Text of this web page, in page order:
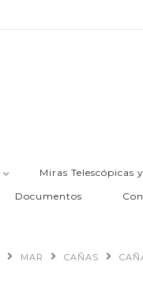
Miras Telescópicas
Documentos
MAR CAÑAS